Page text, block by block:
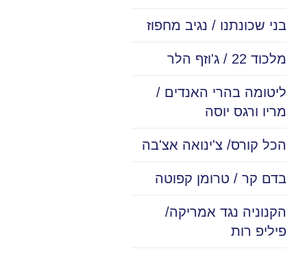
בני שכונתנו / נגיב מחפוז
מלכוד 22 / ג'וזף הלר
ליטומה בהרי האנדים /
מריו ורגס יוסה
הכל קורס/ צ'ינואה אצ'בה
בדם קר / טרומן קפוטה
הקנוניה נגד אמריקה/
פיליפ רות